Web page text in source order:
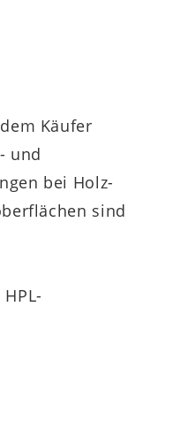
Käufer
und
bei Holz-
sind